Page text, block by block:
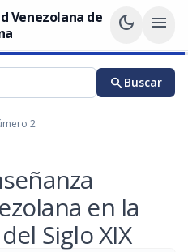
Venezolana de
dark_mode menu
searchBuscar
2
en la
Siglo XIX